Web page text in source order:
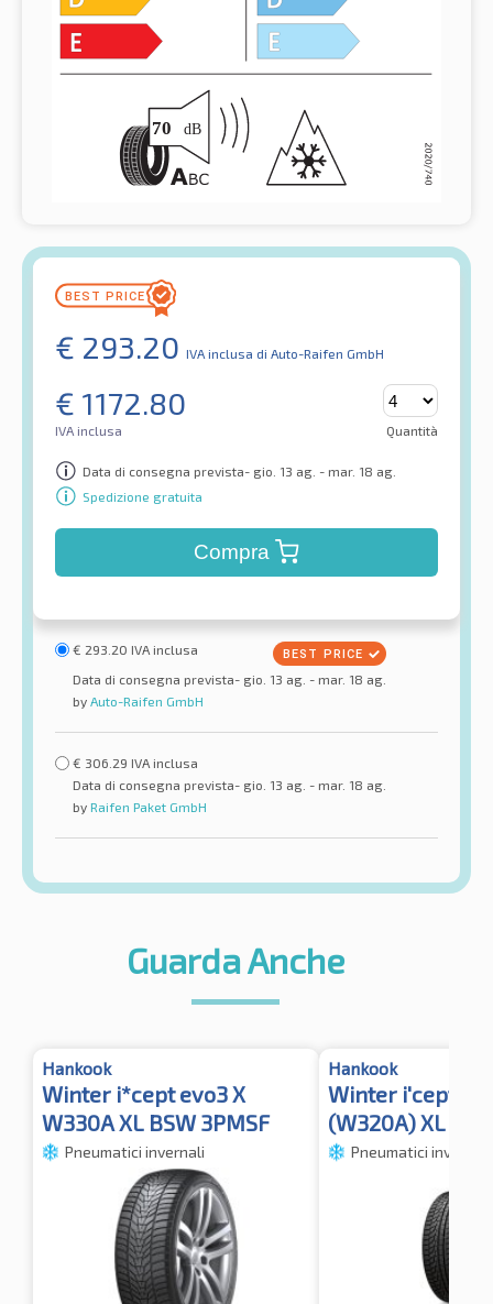
€ 293.20 IVA inclusa di Auto-Raifen GmbH
€ 1172.80
IVA inclusa Quantità
Data di consegna prevista- gio. 13 ag. - mar. 18 ag.
Spedizione gratuita
Compra
€ 293.20 IVA inclusa
Data di consegna prevista- gio. 13 ag. - mar. 18 ag.
by Auto-Raifen GmbH
€ 306.29 IVA inclusa
Data di consegna prevista- gio. 13 ag. - mar. 18 ag.
by Raifen Paket GmbH
Guarda Anche
Hankook
Winter i*cept evo3 X
W330A XL BSW 3PMSF
Pneumatici invernali
Hankook
Winter i'cept
(W320A) XL
Pneumatici invernali